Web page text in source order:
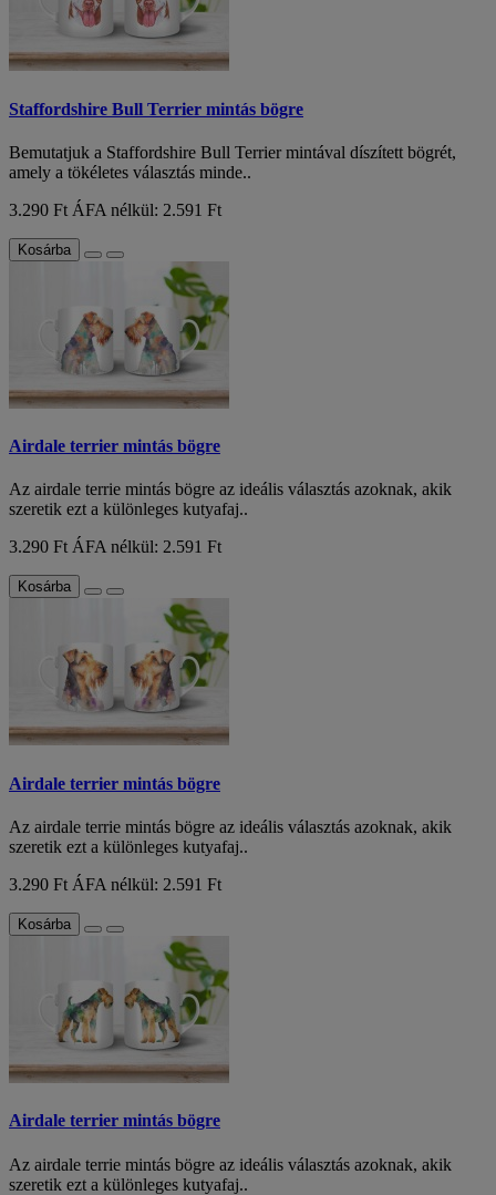
Staffordshire Bull Terrier mintás bögre
Bemutatjuk a Staffordshire Bull Terrier mintával díszített bögrét,
amely a tökéletes választás minde..
3.290 Ft ÁFA nélkül: 2.591 Ft
Kosárba
Airdale terrier mintás bögre
Az airdale terrie mintás bögre az ideális választás azoknak, akik
szeretik ezt a különleges kutyafaj..
3.290 FtÁFA nélkül: 2.591 Ft
Kosárba
Airdale terrier mintás bögre
Az airdale terrie mintás bögre az ideális választás azoknak, akik
szeretik ezt a különleges kutyafaj..
3.290 Ft ÁFA nélkül: 2.591 Ft
Kosárba
Airdale terrier mintás bögre
Az airdale terrie mintás bögre az ideális választás azoknak, akik
szeretik ezt a különleges kutyafaj..